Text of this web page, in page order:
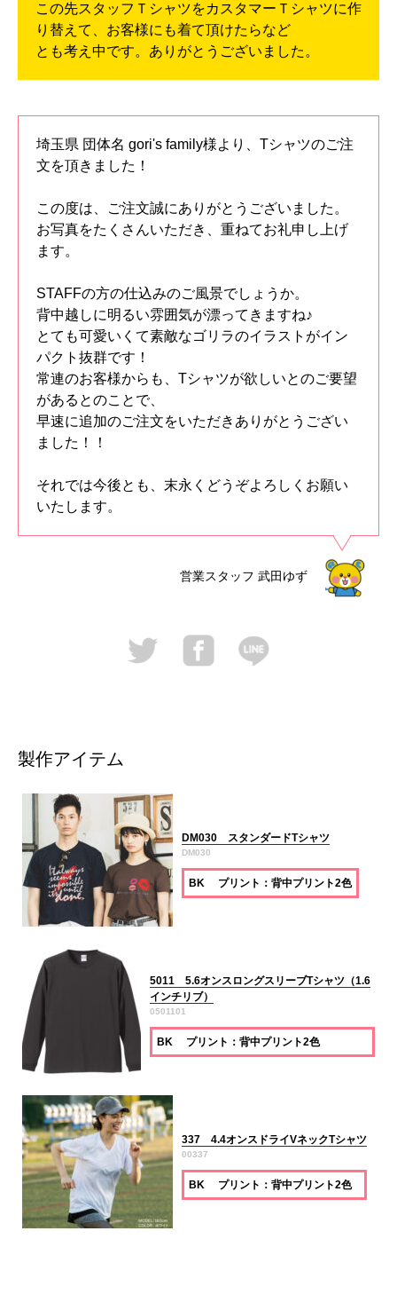
この先スタッフＴシャツをカスタマーＴシャツに作
り替えて、お客様にも着て頂けたらなど
とも考え中です。ありがとうございました。
埼玉県 団体名 gori's family様より、Tシャツのご注
文を頂きました！
この度は、ご注文誠にありがとうございました。
お写真をたくさんいただき、重ねてお礼申し上げ
ます。
STAFFの方の仕込みのご風景でしょうか。
背中越しに明るい雰囲気が漂ってきますね♪
とても可愛いくて素敵なゴリラのイラストがイン
パクト抜群です！
常連のお客様からも、Tシャツが欲しいとのご要望
があるとのことで、
早速に追加のご注文をいただきありがとうござい
ました！！
それでは今後とも、末永くどうぞよろしくお願い
いたします。
営業スタッフ 武田ゆず
製作アイテム
DM030 スタンダードTシャツ
DM030
BK プリント：背中プリント2色
5011 5.6オンスロングスリーブTシャツ（1.6
インチリブ）
0501101
BK プリント：背中プリント2色
337 4.4オンスドライVネックTシャツ
00337
BK プリント：背中プリント2色